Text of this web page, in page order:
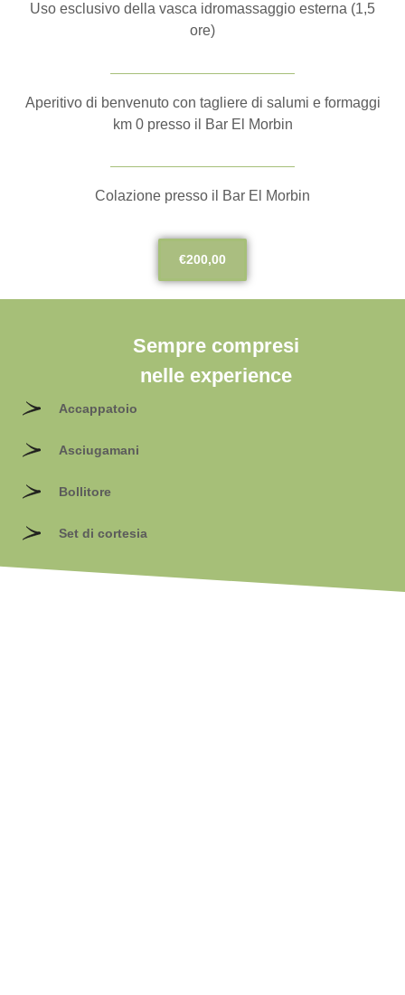
Uso esclusivo della vasca idromassaggio esterna (1,5
ore)
Aperitivo di benvenuto con tagliere di salumi e formaggi
km 0 presso il Bar El Morbin
Colazione presso il Bar El Morbin
€200,00
Sempre compresi
nelle experience
Accappatoio
Asciugamani
Bollitore
Set di cortesia